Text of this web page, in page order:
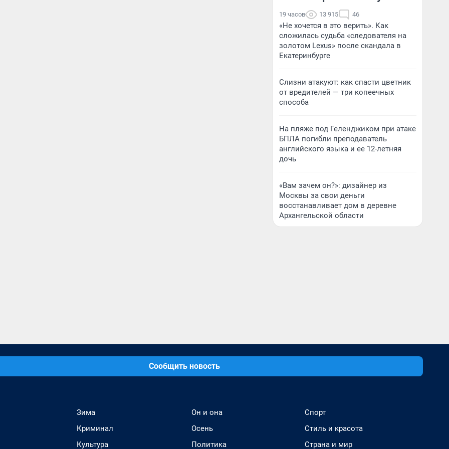
19 часов 13 915 46
«Не хочется в это верить». Как
сложилась судьба «следователя на
золотом Lexus» после скандала в
Екатеринбурге
Слизни атакуют: как спасти цветник
от вредителей — три копеечных
способа
На пляже под Геленджиком при атаке
БПЛА погибли преподаватель
английского языка и ее 12-летняя
дочь
«Вам зачем он?»: дизайнер из
Москвы за свои деньги
восстанавливает дом в деревне
Архангельской области
Сообщить новость
Зима
Криминал
Культура
Он и она
Осень
Политика
Спорт
Стиль и красота
Страна и мир